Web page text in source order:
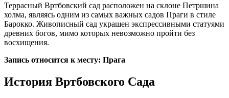
Террасный Вртбовский сад расположен на склоне Петршина
холма, являясь одним из самых важных садов Праги в стиле
Барокко. Живописный сад украшен экспрессивными статуями
древних богов, мимо которых невозможно пройти без
восхищения.
Запись относится к месту: Прага
История Вртбовского Сада